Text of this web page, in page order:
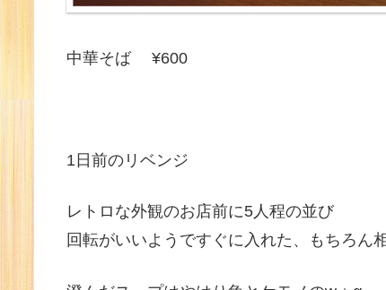
中華そば ¥600
1日前のリベンジ
レトロな外観のお店前に5人程の並び
回転がいいようですぐに入れた、もちろん